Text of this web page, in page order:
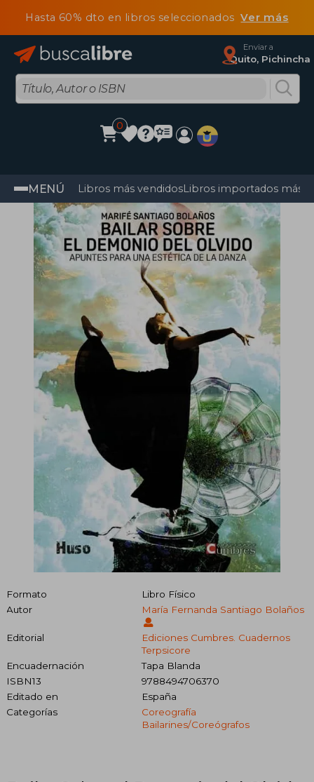
Hasta 60% dto en libros seleccionadosVer más
Enviar a
Quito, Pichincha
0
MENÚ Libros más vendidosLibros importados más
Formato
Libro Físico
Autor
María Fernanda Santiago Bolaños
Editorial
Ediciones Cumbres. Cuadernos
Terpsicore
Encuadernación
Tapa Blanda
ISBN13
9788494706370
Editado en
España
Categorías
Coreografía
Bailarines/coreógrafos